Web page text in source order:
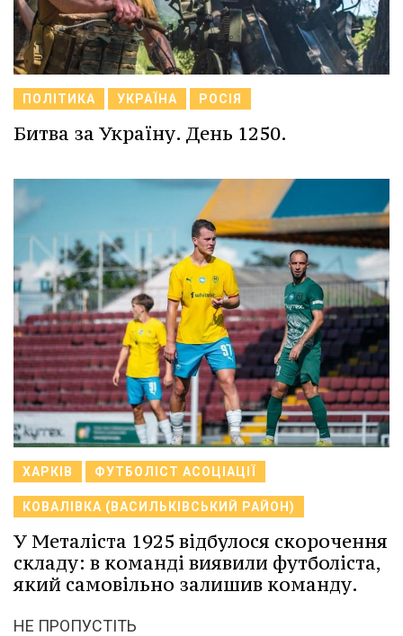
ПОЛІТИКА УКРАЇНА РОСІЯ
Битва за Україну. День 1250.
ХАРКІВ ФУТБОЛІСТ АСОЦІАЦІЇ
КОВАЛІВКА (ВАСИЛЬКІВСЬКИЙ РАЙОН)
У Металіста 1925 відбулося скорочення
складу: в команді виявили футболіста,
який самовільно залишив команду.
НЕ ПРОПУСТІТЬ